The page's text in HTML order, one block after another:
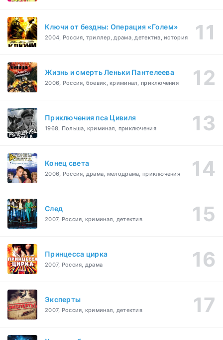
Ключи от бездны: Операция «Голем»
2004, Россия, триллер, драма, детектив, история
Жизнь и смерть Леньки Пантелеева
2006, Россия, боевик, криминал, приключения
Приключения пса Цивиля
1968, Польша, криминал, приключения
Конец света
2006, Россия, драма, мелодрама, приключения
След
2007, Россия, криминал, детектив
Принцесса цирка
2007, Россия, драма
Эксперты
2007, Россия, криминал, детектив